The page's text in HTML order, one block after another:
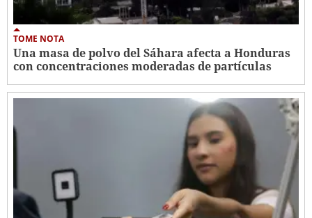
TOME NOTA
Una masa de polvo del Sáhara afecta a Honduras
con concentraciones moderadas de partículas